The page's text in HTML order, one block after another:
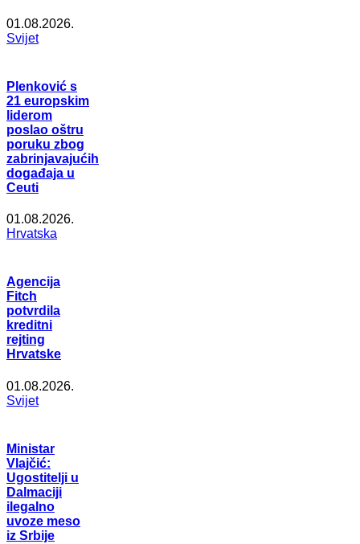
01.08.2026.
Svijet
Plenković s
21 europskim
liderom
poslao oštru
poruku zbog
zabrinjavajućih
događaja u
Ceuti
01.08.2026.
Hrvatska
Agencija
Fitch
potvrdila
kreditni
rejting
Hrvatske
01.08.2026.
Svijet
Ministar
Vlajčić:
Ugostitelji u
Dalmaciji
ilegalno
uvoze meso
iz Srbije